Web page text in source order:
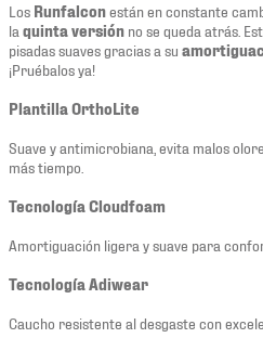
Los Runfalconestán en constante
la quinta versión no se queda atrás.
pisadas suaves gracias a su
¡Pruébalos ya!
Plantilla OrthoLite
Suave y antimicrobiana, evita malos
más tiempo.
Tecnología Cloudfoam
Amortiguación ligera y suave para
Tecnología Adiwear
Caucho resistente al desgaste con